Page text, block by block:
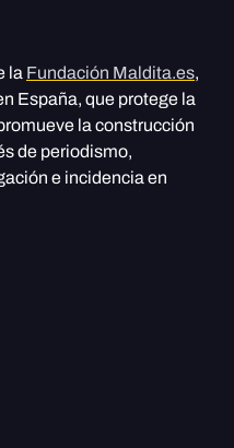
la Fundación Maldita.es,
España, que protege la
la construcción
de periodismo,
e incidencia en